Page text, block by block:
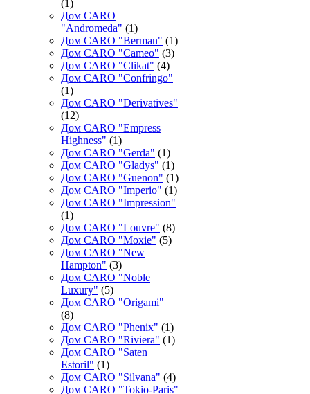
(1)
Дом CARO
"Andromeda" (1)
Дом CARO "Berman" (1)
Дом CARO "Cameo" (3)
Дом CARO "Clikat" (4)
Дом CARO "Confringo"
(1)
Дом CARO "Derivatives"
(12)
Дом CARO "Empress
Highness" (1)
Дом CARO "Gerda" (1)
Дом CARO "Gladys" (1)
Дом CARO "Guenon" (1)
Дом CARO "Imperio" (1)
Дом CARO "Impression"
(1)
Дом CARO "Louvre" (8)
Дом CARO "Moxie" (5)
Дом CARO "New
Hampton" (3)
Дом CARO "Noble
Luxury" (5)
Дом CARO "Origami"
(8)
Дом CARO "Phenix" (1)
Дом CARO "Riviera" (1)
Дом CARO "Saten
Estoril" (1)
Дом CARO "Silvana" (4)
Дом CARO "Tokio-Paris"